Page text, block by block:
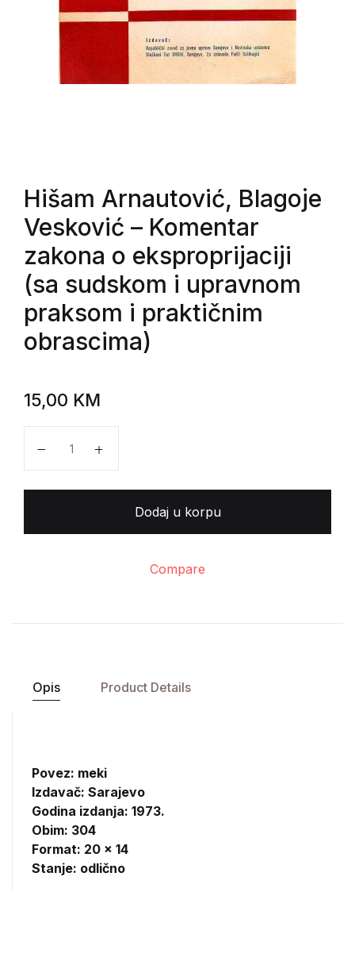
Hišam Arnautović, Blagoje
Vesković – Komentar
zakona o eksproprijaciji
(sa sudskom i upravnom
praksom i praktičnim
obrascima)
15,00 KM
Dodaj u korpu
Compare
Opis Product Details
Povez: meki
Izdavač: Sarajevo
Godina izdanja: 1973.
Obim: 304
Format: 20 x 14
Stanje: odlično